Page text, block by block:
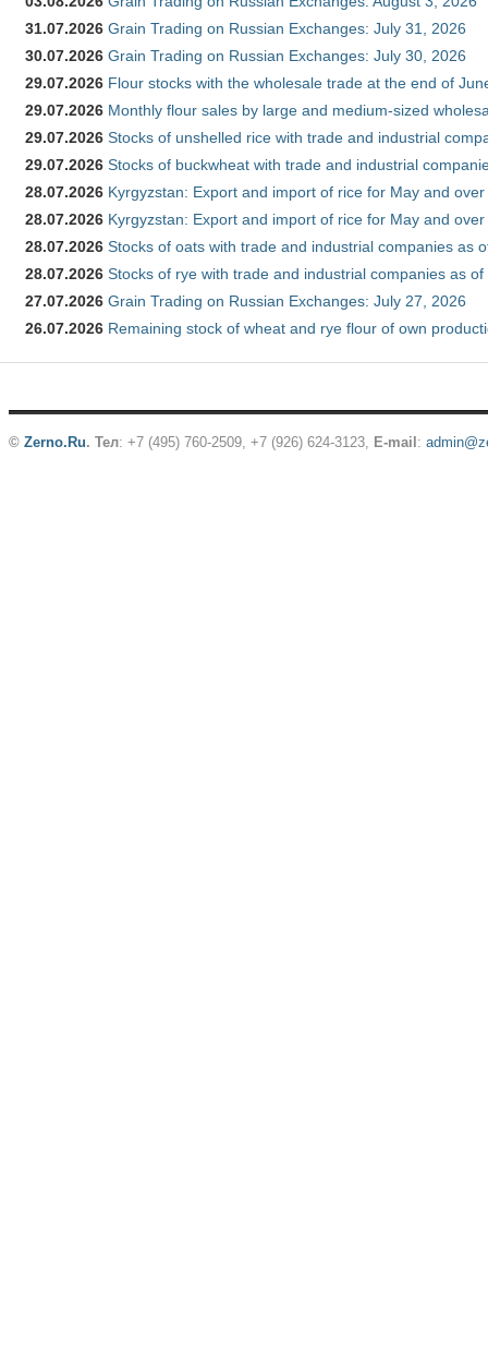
31.07.2026 Grain Trading on Russian Exchanges: July 31, 2026
30.07.2026 Grain Trading on Russian Exchanges: July 30, 2026
29.07.2026 Flour stocks with the wholesale trade at the end of
29.07.2026 Monthly flour sales by large and medium-sized
29.07.2026 Stocks of unshelled rice with trade and industrial
29.07.2026 Stocks of buckwheat with trade and industrial
28.07.2026 Kyrgyzstan: Export and import of rice for May and
28.07.2026 Kyrgyzstan: Export and import of rice for May and
28.07.2026 Stocks of oats with trade and industrial companies as
28.07.2026 Stocks of rye with trade and industrial companies as
27.07.2026 Grain Trading on Russian Exchanges: July 27, 2026
26.07.2026 Remaining stock of wheat and rye flour of own
© Zerno.Ru. Тел: +7 (495) 760-2509, +7 (926) 624-3123, E-mail :